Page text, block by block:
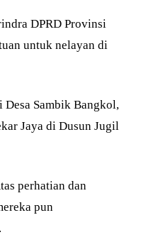
DPRD Provinsi
untuk nelayan di
Desa Sambik Bangkol,
Jaya di Dusun Jugil
perhatian dan
pun